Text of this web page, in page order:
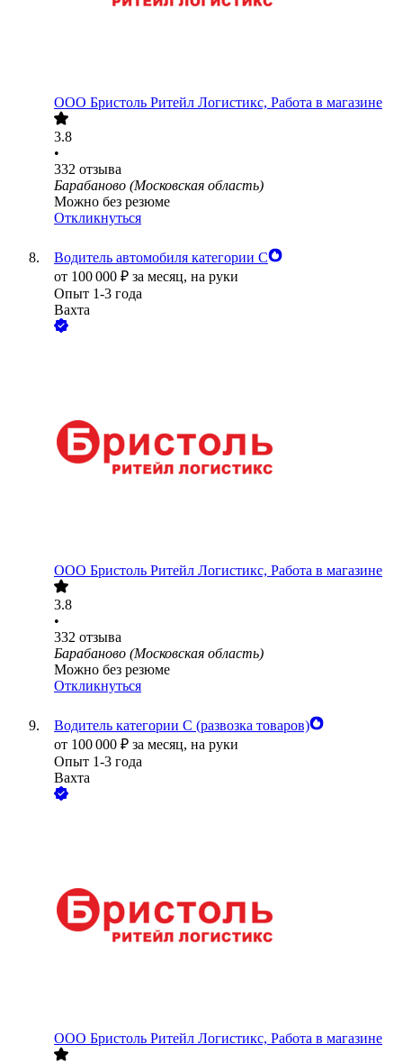
ООО Бристоль Ритейл Логистикс, Работа в магазине
3.8
•
332 отзыва
Барабаново (Московская область)
Можно без резюме
Откликнуться
Водитель автомобиля категории С
от 100 000 ₽ за месяц, на руки
Опыт 1-3 года
Вахта
ООО Бристоль Ритейл Логистикс, Работа в магазине
3.8
•
332 отзыва
Барабаново (Московская область)
Можно без резюме
Откликнуться
Водитель категории С (развозка товаров)
от 100 000 ₽ за месяц, на руки
Опыт 1-3 года
Вахта
ООО Бристоль Ритейл Логистикс, Работа в магазине